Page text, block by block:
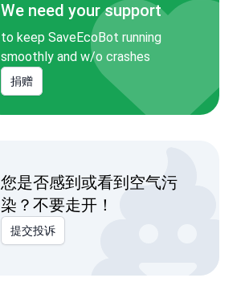
We need your support
to keep SaveEcoBot running
smoothly and w/o crashes
捐赠
您是否感到或看到空气污
染？不要走开！
提交投诉